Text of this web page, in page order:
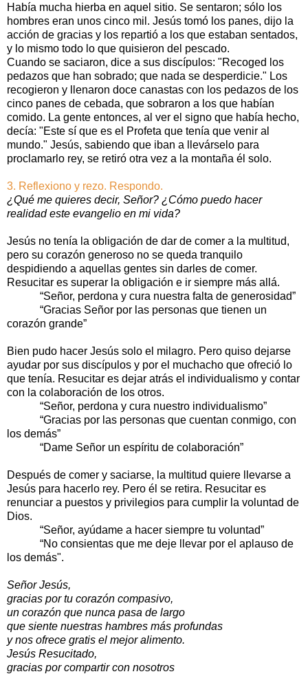
Había mucha hierba en aquel sitio. Se sentaron; sólo los
hombres eran unos cinco mil. Jesús tomó los panes, dijo la
acción de gracias y los repartió a los que estaban sentados,
y lo mismo todo lo que quisieron del pescado.
Cuando se saciaron, dice a sus discípulos: "Recoged los
pedazos que han sobrado; que nada se desperdicie." Los
recogieron y llenaron doce canastas con los pedazos de los
cinco panes de cebada, que sobraron a los que habían
comido. La gente entonces, al ver el signo que había hecho,
decía: "Este sí que es el Profeta que tenía que venir al
mundo." Jesús, sabiendo que iban a llevárselo para
proclamarlo rey, se retiró otra vez a la montaña él solo.
3. Reflexiono y rezo. Respondo.
¿Qué me quieres decir, Señor? ¿Cómo puedo hacer
realidad este evangelio en mi vida?
Jesús no tenía la obligación de dar de comer a la multitud,
pero su corazón generoso no se queda tranquilo
despidiendo a aquellas gentes sin darles de comer.
Resucitar es superar la obligación e ir siempre más allá.
“Señor, perdona y cura nuestra falta de generosidad”
“Gracias Señor por las personas que tienen un
corazón grande”
Bien pudo hacer Jesús solo el milagro. Pero quiso dejarse
ayudar por sus discípulos y por el muchacho que ofreció lo
que tenía. Resucitar es dejar atrás el individualismo y contar
con la colaboración de los otros.
“Señor, perdona y cura nuestro individualismo”
“Gracias por las personas que cuentan conmigo, con
los demás”
“Dame Señor un espíritu de colaboración”
Después de comer y saciarse, la multitud quiere llevarse a
Jesús para hacerlo rey. Pero él se retira. Resucitar es
renunciar a puestos y privilegios para cumplir la voluntad de
Dios.
“Señor, ayúdame a hacer siempre tu voluntad”
“No consientas que me deje llevar por el aplauso de
los demás".
Señor Jesús,
gracias por tu corazón compasivo,
un corazón que nunca pasa de largo
que siente nuestras hambres más profundas
y nos ofrece gratis el mejor alimento.
Jesús Resucitado,
gracias por compartir con nosotros